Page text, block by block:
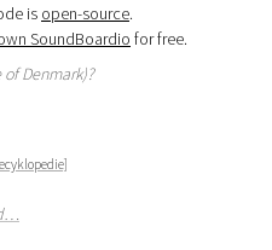
is open-source.
SoundBoardio for free.
Denmark)?